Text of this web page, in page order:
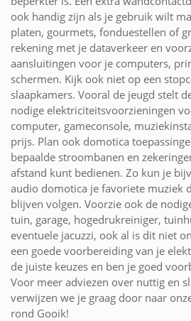
ook handig zijn als je gebruik wilt
platen, gourmets, fonduestellen of
rekening met je dataverkeer en
aansluitingen voor je computers,
schermen. Kijk ook niet op een
slaapkamers. Vooral de jeugd stelt
nodige elektriciteitsvoorzieningen
computer, gameconsole,
prijs. Plan ook domotica
bepaalde stroombanen en
afstand kunt bedienen. Zo kun je
audio domotica je favoriete muziek
blijven volgen. Voorzie ook de
tuin, garage, hogedrukreiniger,
eventuele jacuzzi, ook al is dit niet
een goede voorbereiding van je
de juiste keuzes en ben je goed
Voor meer adviezen over nuttig en
verwijzen we je graag door naar
rond Gooik!